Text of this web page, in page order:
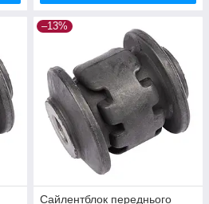
–13%
Сайлентблок переднього